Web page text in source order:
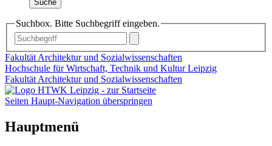
Suche
Suchbox. Bitte Suchbegriff eingeben.
Fakultät Architektur und Sozialwissenschaften
Hochschule für Wirtschaft, Technik und Kultur Leipzig
Fakultät Architektur und Sozialwissenschaften
Seiten Haupt-Navigation überspringen
Hauptmenü